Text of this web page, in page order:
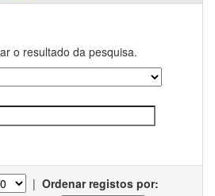
o resultado da pesquisa.
| Ordenar registos por: